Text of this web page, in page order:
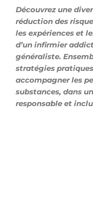
Découvrez une
réduction des
les expériences et
d’un infirmier
généraliste.
stratégies
accompagner les
substances, dans
responsable et